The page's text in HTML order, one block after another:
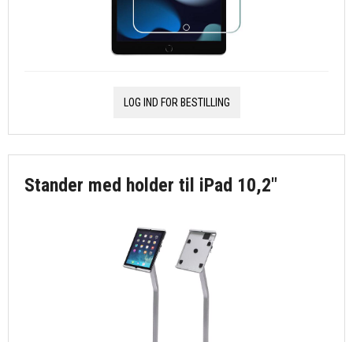
LOG IND FOR BESTILLING
Stander med holder til iPad 10,2"